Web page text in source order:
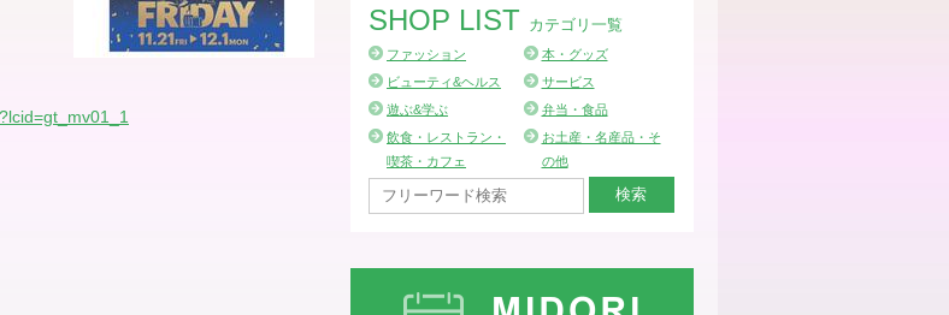
SHOP LIST カテゴリ一覧
ファッション
本・グッズ
ビューティ&ヘルス
サービス
遊ぶ&学ぶ
弁当・食品
飲食・レストラン・
喫茶・カフェ
お土産・名産品・そ
の他